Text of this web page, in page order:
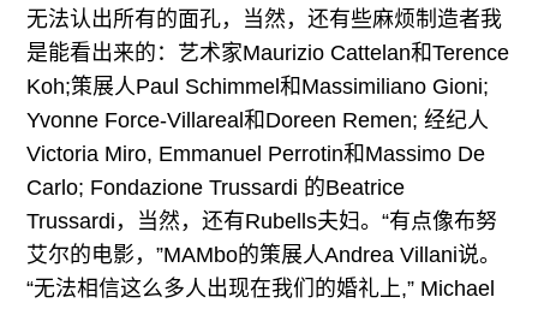
无法认出所有的面孔，当然，还有些麻烦制造者我
是能看出来的：艺术家Maurizio Cattelan和Terence
Koh;策展人Paul Schimmel和Massimiliano Gioni;
Yvonne Force-Villareal和Doreen Remen; 经纪人
Victoria Miro, Emmanuel Perrotin和Massimo De
Carlo; Fondazione Trussardi 的Beatrice
Trussardi，当然，还有Rubells夫妇。“有点像布努
艾尔的电影，”MAMbo的策展人Andrea Villani说。
“无法相信这么多人出现在我们的婚礼上,” Michael